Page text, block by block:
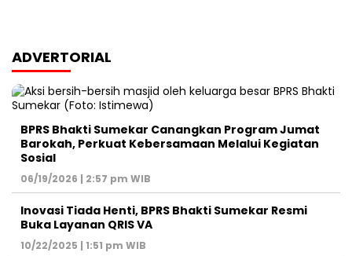
ADVERTORIAL
BPRS Bhakti Sumekar Canangkan Program Jumat
Barokah, Perkuat Kebersamaan Melalui Kegiatan
Sosial
06/19/2026 | 2:57 pm WIB
Inovasi Tiada Henti, BPRS Bhakti Sumekar Resmi
Buka Layanan QRIS VA
10/22/2025 | 1:51 pm WIB